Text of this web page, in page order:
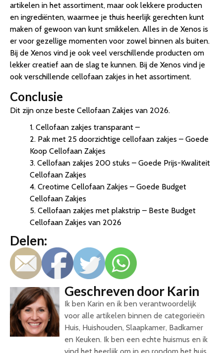
artikelen in het assortiment, maar ook lekkere producten
en ingrediënten, waarmee je thuis heerlijk gerechten kunt
maken of gewoon van kunt smikkelen. Alles in de Xenos is
er voor gezellige momenten voor zowel binnen als buiten.
Bij de Xenos vind je ook veel verschillende producten om
lekker creatief aan de slag te kunnen. Bij de Xenos vind je
ook verschillende cellofaan zakjes in het assortiment.
Conclusie
Dit zijn onze beste Cellofaan Zakjes van 2026.
1. Cellofaan zakjes transparant –
2. Pak met 25 doorzichtige cellofaan zakjes – Goede
Koop Cellofaan Zakjes
3. Cellofaan zakjes 200 stuks – Goede Prijs-Kwaliteit
Cellofaan Zakjes
4. Creotime Cellofaan Zakjes – Goede Budget
Cellofaan Zakjes
5. Cellofaan zakjes met plakstrip – Beste Budget
Cellofaan Zakjes van 2026
Delen:
Geschreven door Karin
Ik ben Karin en ik ben verantwoordelijk
voor alle artikelen binnen de categorieën
Huis, Huishouden, Slaapkamer, Badkamer
en Keuken. Ik ben een echte huismus en ik